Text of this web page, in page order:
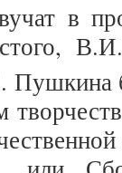
в